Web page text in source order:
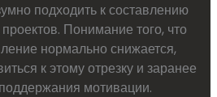
подходить к составлению
Понимание того, что
нормально снижается,
к этому отрезку и заранее
мотивации.